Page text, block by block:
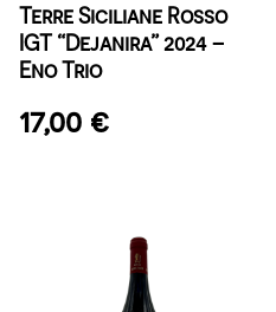
Terre Siciliane Rosso
IGT “Dejanira” 2024 –
Eno Trio
17,00 €